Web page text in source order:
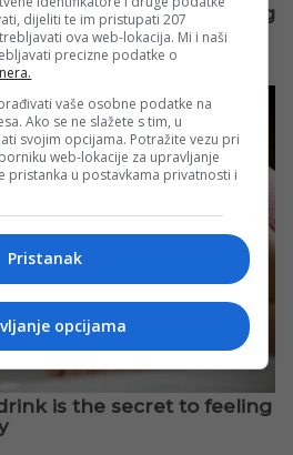
dijeliti te im pristupati 207
ova web-lokacija. Mi i naši
precizne podatke o
vaše osobne podatke na
Ako se ne slažete s tim, u
svojim opcijama. Potražite vezu pri
web-lokacije za upravljanje
pristanka u postavkama privatnosti i
Pristanak
opcijama